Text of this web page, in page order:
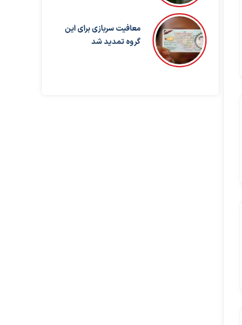
معافیت سربازی برای این
گروه تمدید شد